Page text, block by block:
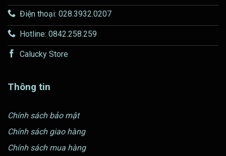
Điện thoại: 028.3932.0207
Hotline: 0842.258.259
Calucky Store
Thông tin
Chính sách bảo mật
Chính sách giao hàng
Chính sách mua hàng